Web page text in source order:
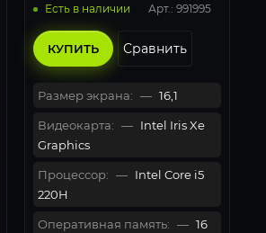
Есть в наличии Арт.: 991995
КУПИТЬ Сравнить
Размер экрана: — 16,1
Видеокарта: — Intel Iris Xe
Graphics
Процессор: — Intel Core i5
220H
Оперативная память: — 16